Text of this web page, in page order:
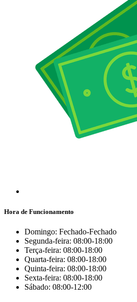
Hora de Funcionamento
Domingo: Fechado-Fechado
Segunda-feira: 08:00-18:00
Terça-feira: 08:00-18:00
Quarta-feira: 08:00-18:00
Quinta-feira: 08:00-18:00
Sexta-feira: 08:00-18:00
Sábado: 08:00-12:00